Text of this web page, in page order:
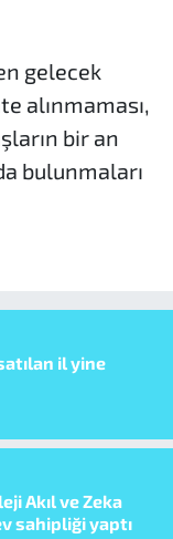
gelecek
alınmaması,
bir an
bulunmaları
il yine
Akıl ve Zeka
sahipliği yaptı